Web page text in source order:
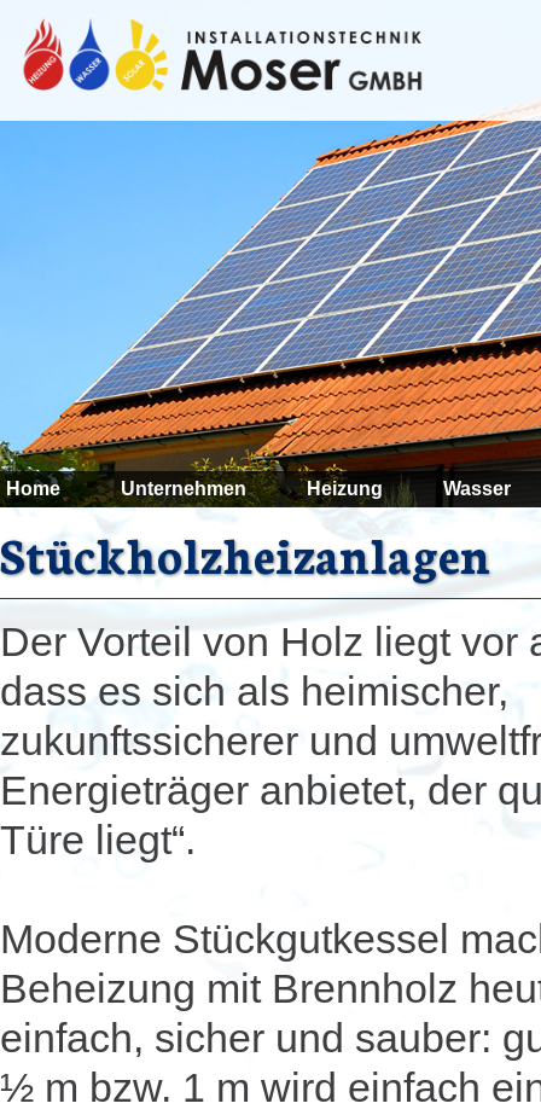
Luft
Moderne
bei weniger
Luft. Daneben
weiterlesen »
Home Unternehmen Heizung Wasser
Stückholzheizanlagen
Der Vorteil von Holz liegt vor
dass es sich als heimischer,
zukunftssicherer und
Energieträger anbietet, der
Türe liegt“.
Moderne Stückgutkessel
Beheizung mit Brennholz
einfach, sicher und sauber:
½ m bzw. 1 m wird einfach